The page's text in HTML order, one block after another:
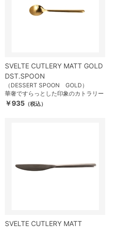
SVELTE CUTLERY MATT GOLD
DST.SPOON
（DESSERT SPOON GOLD）
華奢ですらっとした印象のカトラリー
￥935 （税込）
SVELTE CUTLERY MATT